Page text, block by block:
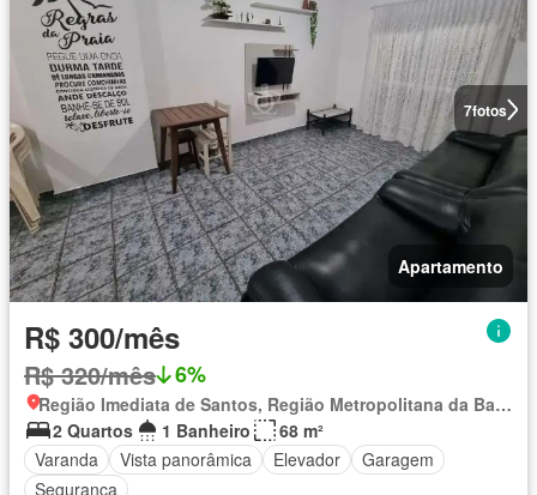
7fotos
Apartamento
R$ 300/mês
R$ 320/mês 6%
Região Imediata de Santos, Região Metropolitana da Baixada Santista
2 Quartos
1 Banheiro
68 m²
Varanda
Vista panorâmica Elevador
Garagem
Segurança